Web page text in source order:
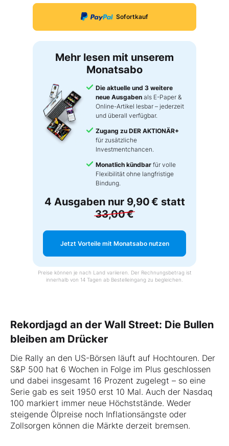
Sofortkauf
Mehr lesen mit unserem
Monatsabo
Die aktuelle und 3 weitere
neue Ausgaben als E-Paper &
Online-Artikel lesbar – jederzeit
und überall verfügbar.
Zugang zu DER AKTIONÄR+
für zusätzliche
Investmentchancen.
Monatlich kündbar für volle
Flexibilität ohne langfristige
Bindung.
4 Ausgaben nur 9,90 € statt
33,00 €
Jetzt Vorteile mit Monatsabo nutzen
Preise können je nach Land variieren. Der Rechnungsbetrag ist
innerhalb von 14 Tagen ab Bestelleingang zu begleichen.
Rekordjagd an der Wall Street: Die Bullen
bleiben am Drücker
Die Rally an den US-Börsen läuft auf Hochtouren. Der
S&P 500 hat 6 Wochen in Folge im Plus geschlossen
und dabei insgesamt 16 Prozent zugelegt – so eine
Serie gab es seit 1950 erst 10 Mal. Auch der Nasdaq
100 markiert immer neue Höchststände. Weder
steigende Ölpreise noch Inflationsängste oder
Zollsorgen können die Märkte derzeit bremsen.